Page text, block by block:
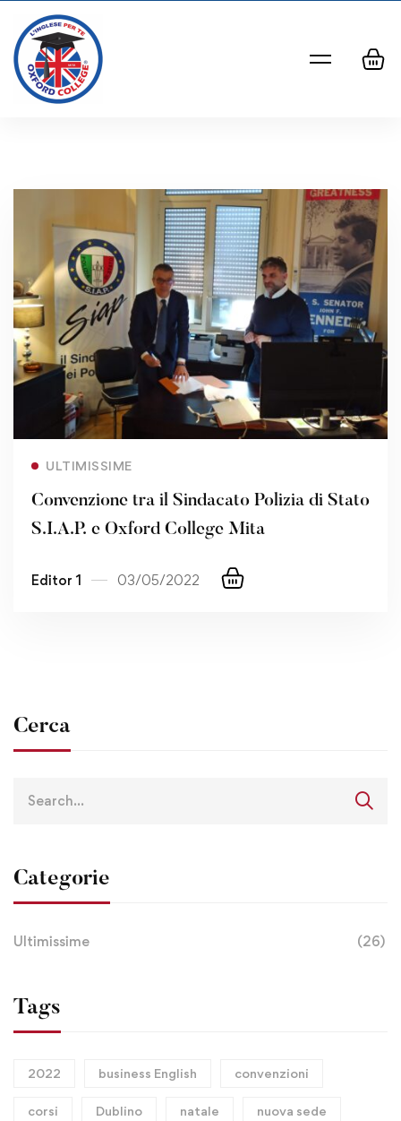
ULTIMISSIME
Convenzione tra il Sindacato Polizia di Stato
S.I.A.P. e Oxford College Mita
Editor 1 03/05/2022
Cerca
Categorie
Ultimissime (26)
Tags
2022 business English convenzioni
corsi Dublino natale nuova sede